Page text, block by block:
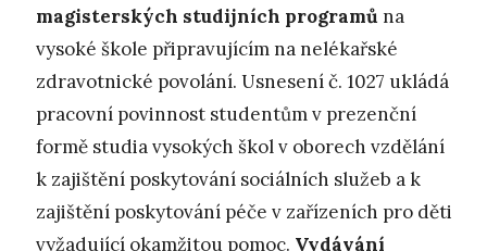
magisterských studijních programů na
vysoké škole připravujícím na nelékařské
zdravotnické povolání. Usnesení č. 1027 ukládá
pracovní povinnost studentům v prezenční
formě studia vysokých škol v oborech vzdělání
k zajištění poskytování sociálních služeb a k
zajištění poskytování péče v zařízeních pro děti
vyžadující okamžitou pomoc. Vydávání